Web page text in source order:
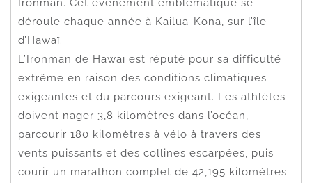
Ironman. Cet événement emblématique se
déroule chaque année à Kailua-Kona, sur l’île
d’Hawaï.
L’Ironman de Hawaï est réputé pour sa difficulté
extrême en raison des conditions climatiques
exigeantes et du parcours exigeant. Les athlètes
doivent nager 3,8 kilomètres dans l’océan,
parcourir 180 kilomètres à vélo à travers des
vents puissants et des collines escarpées, puis
courir un marathon complet de 42,195 kilomètres